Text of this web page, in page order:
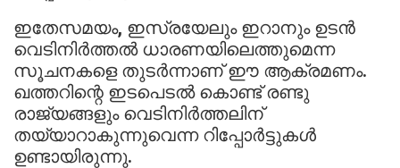
ഇതേസമയം, ഇസ്രയേലും ഇറാനും ഉടൻ
വെടിനിർത്തൽ ധാരണയിലെത്തുമെന്ന
സൂചനകളെ തുടർന്നാണ് ഈ ആക്രമണം.
ഖത്തറിന്റെ ഇടപെടൽ കൊണ്ട് രണ്ടു
രാജ്യങ്ങളും വെടിനിർത്തലിന്
തയ്യാറാകുന്നുവെന്ന റിപ്പോർട്ടുകൾ
ഉണ്ടായിരുന്നു.